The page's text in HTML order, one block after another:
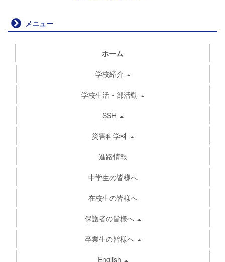
メニュー
ホーム
学校紹介
学校生活・部活動
SSH
災害科学科
進路情報
中学生の皆様へ
在校生の皆様へ
保護者の皆様へ
卒業生の皆様へ
English